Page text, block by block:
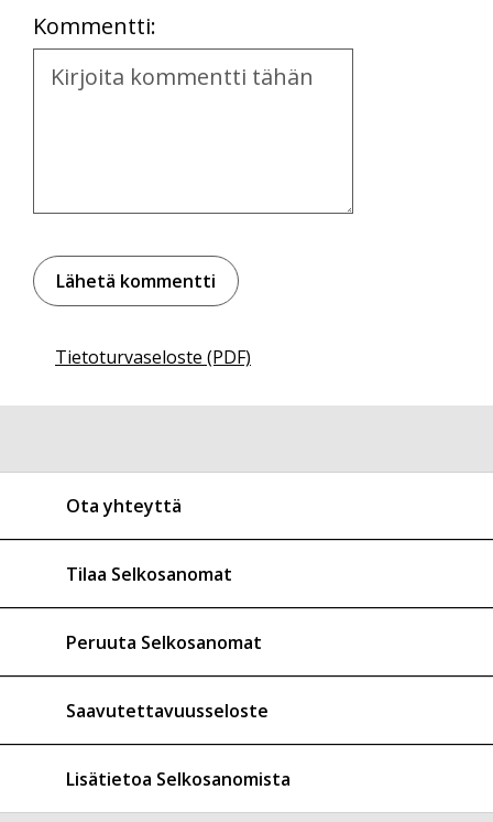
Kommentti:
Kommentti
Tietoturvaseloste (PDF)
Ota yhteyttä
Tilaa Selkosanomat
Peruuta Selkosanomat
Saavutettavuusseloste
Lisätietoa Selkosanomista